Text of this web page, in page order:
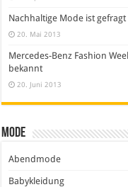
Nachhaltige Mode ist gefragt
20. Mai 2013
Mercedes-Benz Fashion
bekannt
20. Juni 2013
Mode
Abendmode
Babykleidung